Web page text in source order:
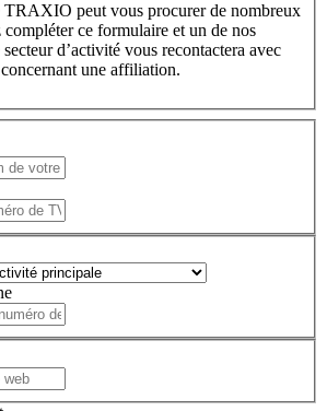
TRAXIO peut vous procurer de nombreux
ce formulaire et un de nos
d’activité vous recontactera avec
une affiliation.